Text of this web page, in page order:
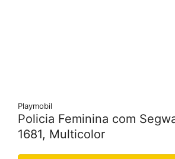
Playmobil
Policia Feminina com
1681, Multicolor